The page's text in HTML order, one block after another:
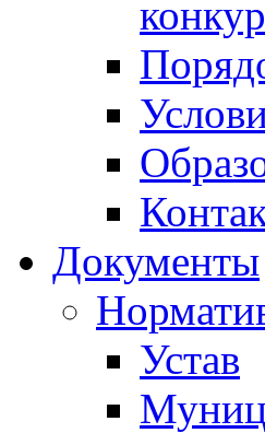
Документы
Устав